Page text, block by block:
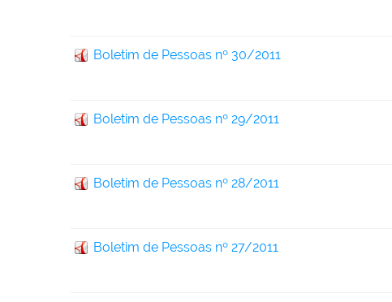
Boletim de Pessoas nº 30/2011
Boletim de Pessoas nº 29/2011
Boletim de Pessoas nº 28/2011
Boletim de Pessoas nº 27/2011